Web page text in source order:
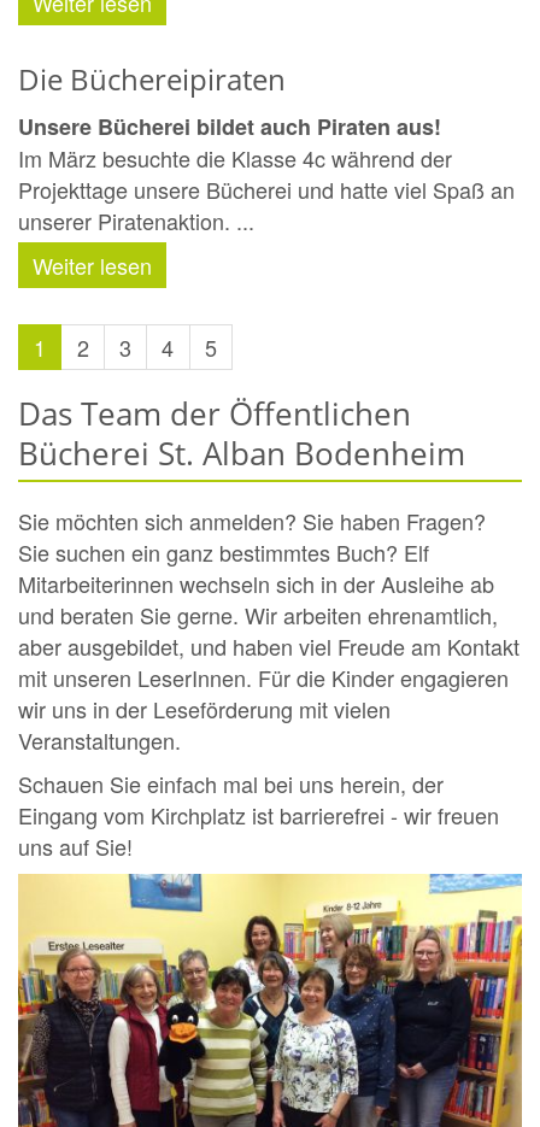
Die Büchereipiraten
Unsere Bücherei bildet auch Piraten aus!
Im März besuchte die Klasse 4c während der
Projekttage unsere Bücherei und hatte viel Spaß an
unserer Piratenaktion. ...
Weiter lesen
1 2 3 4 5
Das Team der Öffentlichen
Bücherei St. Alban Bodenheim
Sie möchten sich anmelden? Sie haben Fragen?
Sie suchen ein ganz bestimmtes Buch? Elf
Mitarbeiterinnen wechseln sich in der Ausleihe ab
und beraten Sie gerne. Wir arbeiten ehrenamtlich,
aber ausgebildet, und haben viel Freude am Kontakt
mit unseren LeserInnen. Für die Kinder engagieren
wir uns in der Leseförderung mit vielen
Veranstaltungen.
Schauen Sie einfach mal bei uns herein, der
Eingang vom Kirchplatz ist barrierefrei - wir freuen
uns auf Sie!